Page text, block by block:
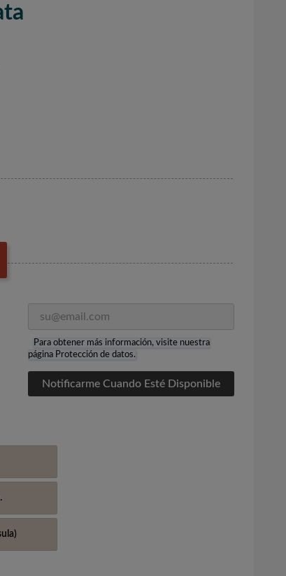
Para obtener más información, visite nuestra
página Protección de datos.
Notificarme Cuando Esté Disponible